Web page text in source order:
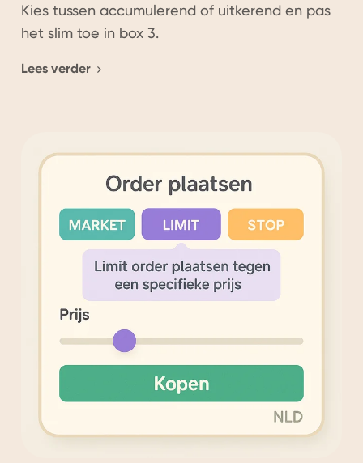
Kies tussen accumulerend of uitkerend en pas
het slim toe in box 3.
Lees verder